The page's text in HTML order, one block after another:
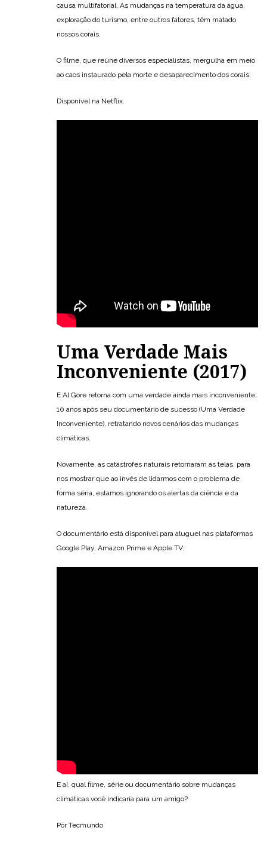
causa multifatorial. As mudanças na temperatura da água,
exploração do turismo, entre outros fatores, têm matado
nossos corais.
O filme, que reúne diversos especialistas, mergulha em meio
ao caos instaurado pela morte e desaparecimento dos corais.
Disponível na Netflix.
Uma Verdade Mais
Inconveniente (2017)
E Al Gore retorna com uma verdade ainda mais inconveniente,
10 anos após seu documentário de sucesso (Uma Verdade
Inconveniente), retratando novos cenários das mudanças
climáticas.
Novamente, as catástrofes naturais retornaram às telas, para
nos mostrar que ao invés de lidarmos com o problema de
forma séria, estamos ignorando os alertas da ciência e da
natureza.
O documentário está disponível para aluguel nas plataformas
Google Play, Amazon Prime e Apple TV.
E aí, qual filme, série ou documentário sobre mudanças
climáticas você indicaria para um amigo?
Por Tecmundo